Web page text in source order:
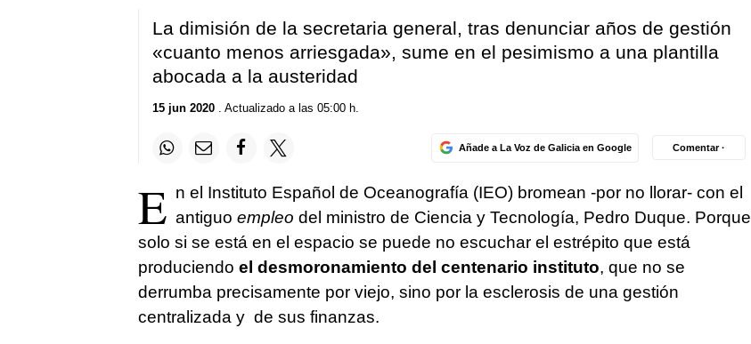
La dimisión de la secretaria general, tras denunciar años de gestión
«cuanto menos arriesgada», sume en el pesimismo a una plantilla
abocada a la austeridad
15 jun 2020. Actualizado a las 05:00 h.
Añade a La Voz de Galicia en Google Comentar ·
E n el Instituto Español de Oceanografía (IEO) bromean -por no llorar- con el
antiguo empleo del ministro de Ciencia y Tecnología, Pedro Duque. Porque
solo si se está en el espacio se puede no escuchar el estrépito que está
produciendo el desmoronamiento del centenario instituto, que no se
derrumba precisamente por viejo, sino por la esclerosis de una gestión
centralizada y de sus finanzas.